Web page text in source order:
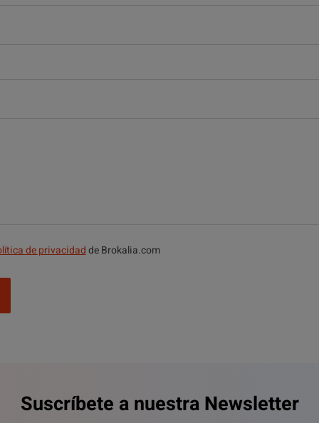
de privacidadde Brokalia.com
Suscríbete a nuestra Newsletter